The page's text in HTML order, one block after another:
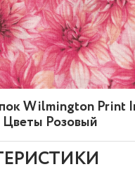
Wilmington Print
Розовый